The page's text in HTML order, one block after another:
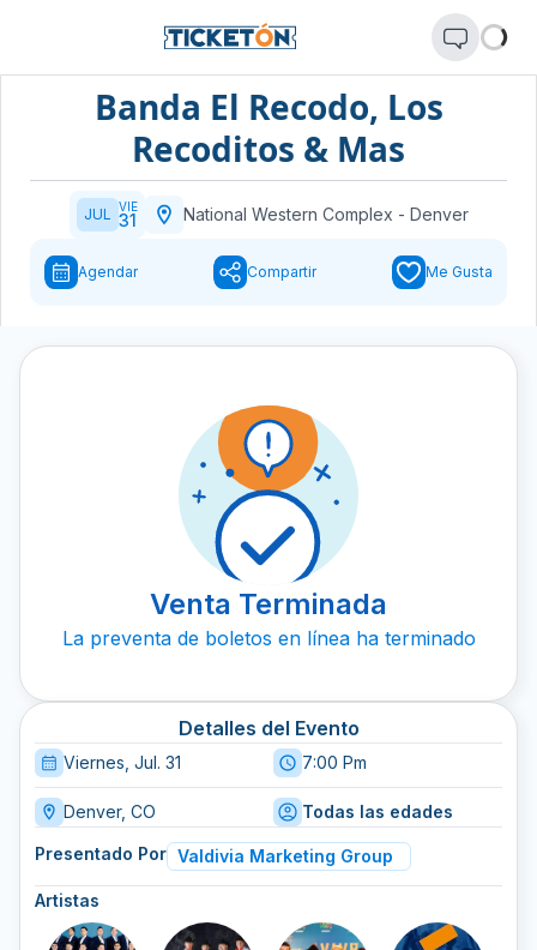
Banda El Recodo, Los
Recoditos & Mas
JUL VIE
31 National Western Complex - Denver
Agendar Compartir Me Gusta
Venta Terminada
La preventa de boletos en línea ha terminado
Detalles del Evento
Viernes, Jul. 31 7:00 Pm
Denver, CO Todas las edades
Presentado Por Valdivia Marketing Group
Artistas